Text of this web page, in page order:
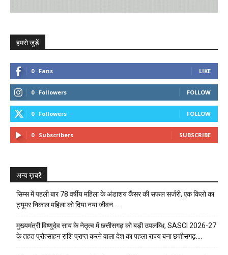
हमसे जुड़ें
0 Fans LIKE
0 Followers FOLLOW
0 Followers FOLLOW
0 Subscribers SUBSCRIBE
अन्य ख़बरें
सिम्स में पहली बार 78 वर्षीय महिला के अंडाशय कैंसर की सफल सर्जरी, एक किलो का
ट्यूमर निकाल महिला को दिया नया जीवन….
मुख्यमंत्री विष्णुदेव साय के नेतृत्व में छत्तीसगढ़ को बड़ी उपलब्धि, SASCI 2026-27
के तहत प्रोत्साहन राशि प्राप्त करने वाला देश का पहला राज्य बना छत्तीसगढ़….